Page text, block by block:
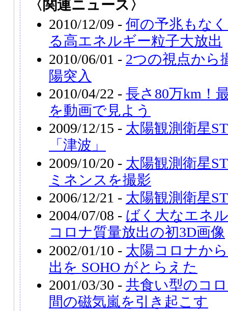
〈関連ニュース〉
2010/12/09 - 何の予兆もな
る高エネルギー粒子大放出
2010/06/01 - 2つの視点から
陽突入
2010/04/22 - 長さ80万km！
を動画で見よう
2009/12/15 - 太陽観測衛星
「津波」
2009/10/20 - 太陽観測衛星
ミネンスを撮影
2006/12/21 - 太陽観測衛星
2004/07/08 - ばく大なエネ
コロナ質量放出の初3D画像
2002/01/10 - 太陽コロナか
出を SOHO がとらえた
2001/03/30 - 共食い型のコ
間の磁気嵐を引き起こす